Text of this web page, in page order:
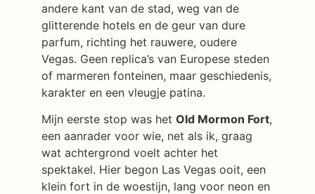
andere kant van de stad, weg van de
glitterende hotels en de geur van dure
parfum, richting het rauwere, oudere
Vegas. Geen replica’s van Europese steden
of marmeren fonteinen, maar geschiedenis,
karakter en een vleugje patina.
Mijn eerste stop was het Old Mormon Fort,
een aanrader voor wie, net als ik, graag
wat achtergrond voelt achter het
spektakel. Hier begon Las Vegas ooit, een
klein fort in de woestijn, lang voor neon en